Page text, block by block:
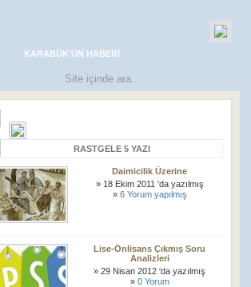
KARABÜK'ÜN HABERI
RASTGELE 5 YAZI
Daimicilik Üzerine
» 18 Ekim 2011 'da yazılmış
» 6 Yorum yapılmış
Lise-Önlisans Çıkmış Soru
Analizleri
» 29 Nisan 2012 'da yazılmış
» 0 Yorum